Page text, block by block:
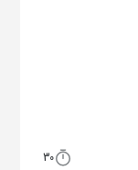
30